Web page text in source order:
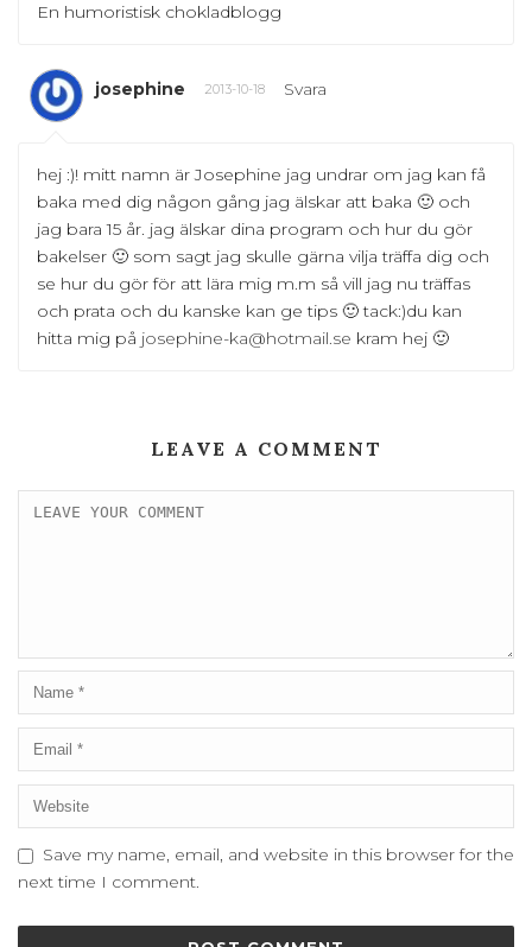
En humoristisk chokladblogg
josephine 2013-10-18 Svara
hej :)! mitt namn är Josephine jag undrar om jag kan få
baka med dig någon gång jag älskar att baka 🙂 och
jag bara 15 år. jag älskar dina program och hur du gör
bakelser 🙂 som sagt jag skulle gärna vilja träffa dig och
se hur du gör för att lära mig m.m så vill jag nu träffas
och prata och du kanske kan ge tips 🙂 tack:)du kan
hitta mig på josephine-ka@hotmail.se kram hej 🙂
LEAVE A COMMENT
Save my name, email, and website in this browser for the
next time I comment.